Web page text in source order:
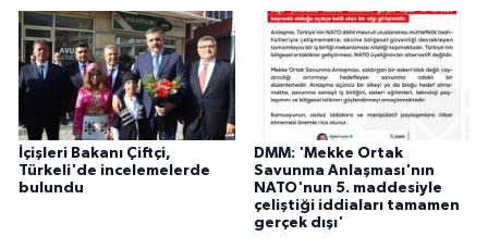
İçişleri Bakanı Çiftçi,
Türkeli'de incelemelerde
bulundu
DMM: 'Mekke Ortak
Savunma Anlaşması'nın
NATO'nun 5. maddesiyle
çeliştiği iddiaları tamamen
gerçek dışı'